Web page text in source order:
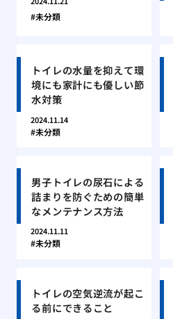
未分類
トイレの水量を抑えて環
境にも家計にも優しい節
水対策
2024.11.14
未分類
男子トイレの尿石による
詰まりを防ぐための簡単
なメンテナンス方法
2024.11.11
未分類
トイレの空気逆流が起こ
る前にできること